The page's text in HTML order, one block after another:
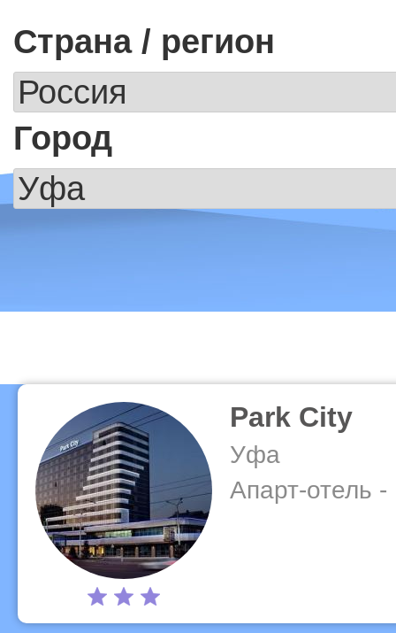
Страна / регион
Город
Park City
Уфа
Апарт-отель -